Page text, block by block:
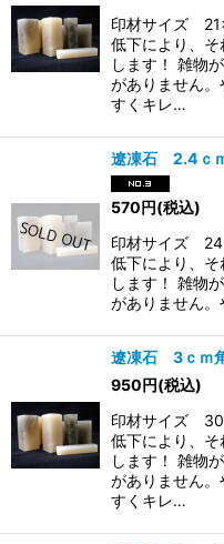
印材サイズ
低下により、
します！ 雑物
がありません
すくキレ…
遼凍石 2.4ｃ
570円(税込)
印材サイズ
低下により、
します！ 雑物
がありません
遼凍石 3ｃｍ
950円(税込)
印材サイズ
低下により、
します！ 雑物
がありません
すくキレ…